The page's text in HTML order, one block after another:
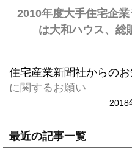
2010年度大手住宅企
は大和ハウス、総
住宅産業新聞社からのお
に関するお願い
2018
最近の記事一覧